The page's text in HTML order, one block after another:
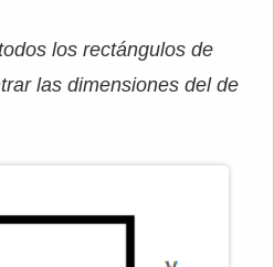
los rectángulos de
las dimensiones del de